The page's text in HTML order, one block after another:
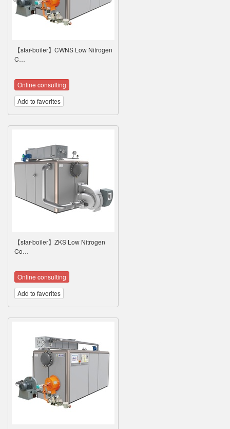
【star-boiler】CWNS Low Nitrogen
C…
Online consulting
Add to favorites
【star-boiler】ZKS Low Nitrogen
Co…
Online consulting
Add to favorites